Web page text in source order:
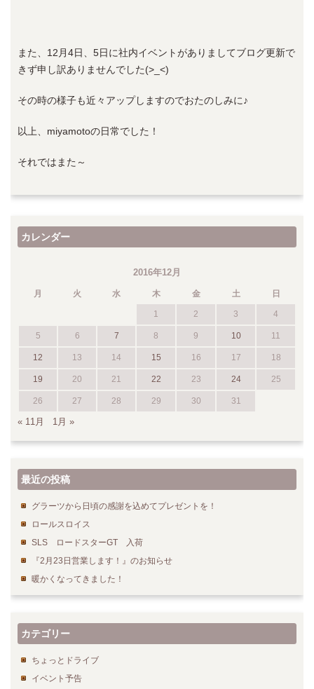
また、12月4日、5日に社内イベントがありましてブログ更新で
きず申し訳ありませんでした(>_<)
その時の様子も近々アップしますのでおたのしみに♪
以上、miyamotoの日常でした！
それではまた～
カレンダー
2016年12月
月 火 水 木 金 土 日
1 2 3 4
5 6 7 8 9 10 11
12 13 14 15 16 17 18
19 20 21 22 23 24 25
26 27 28 29 30 31
« 11月 1月 »
最近の投稿
グラーツから日頃の感謝を込めてプレゼントを！
ロールスロイス
SLS ロードスターGT 入荷
『2月23日営業します！』のお知らせ
暖かくなってきました！
カテゴリー
ちょっとドライブ
イベント予告